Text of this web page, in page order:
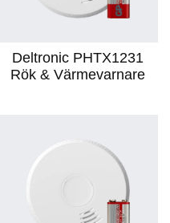
Deltronic PHTX1231
Rök & Värmevarnare